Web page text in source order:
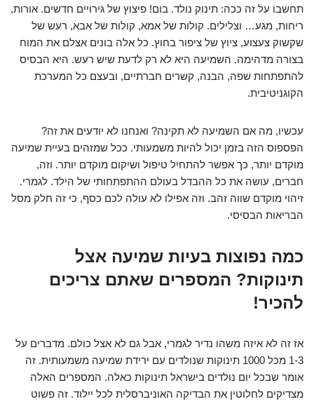
תחשבו על זה ככה: תינוק נולד. בום! פיצוץ של גירויים חדשים. אורות,
ריחות, מגע… וצלילים. קולות של אמא, קולות של אבא, רעש של
שקשוק צעצוע, ציוץ של ציפור בחוץ. כל אלה בונים אצלם את המוח
בצורה מדהימה. השמיעה היא לא רק לדעת שיש רעש. היא הבסיס
להתפתחות שפה, הבנה, קשרים חברתיים, ובעצם כל המערכת
הקוגניטיבית.
עכשיו, מה אם השמיעה לא תקינה? ואנחנו לא יודעים את זה?
הפספוס הזה בזמן יכול להיות משמעותי. ככל שמזהים בעיית שמיעה
מוקדם יותר, כך אפשר להתחיל טיפול ושיקום מוקדם יותר. וזה,
חברים, עושה את כל ההבדל בעולם ההתפתחותי של הילד. לגמרי.
זיהוי מוקדם שווה זהב. וזה אפילו לא עולה לכם כסף, כי זה חלק מסל
הבריאות הבסיסי.
כמה נפוצות בעיות שמיעה אצל
תינוקות? המספרים שאתם צריכים
להכיר!
אז זה לא איזה משהו נדיר לגמרי, אבל גם לא אצל כולם. מדברים על
1-3 מכל 1000 תינוקות שנולדים עם ירידת שמיעה משמעותית. זה
אומר שבכל יום נולדים בישראל תינוקות כאלה. המספרים האלה
מצדיקים לחלוטין את הבדיקה האוניברסלית לכל יילוד. זה פשוט